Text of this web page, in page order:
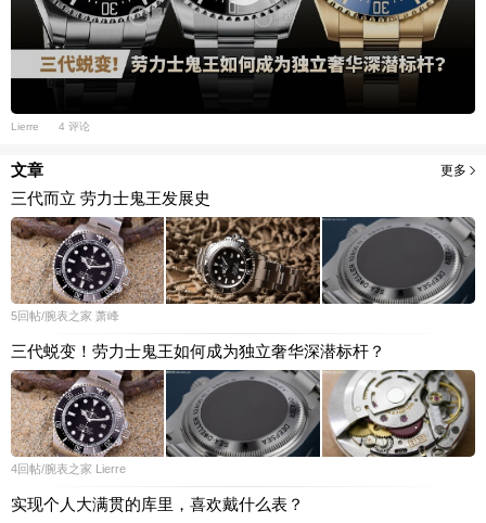
Lierre 4 评论
文章 更多
三代而立 劳力士鬼王发展史
5回帖/腕表之家 萧峰
三代蜕变！劳力士鬼王如何成为独立奢华深潜标杆？
4回帖/腕表之家 Lierre
实现个人大满贯的库里，喜欢戴什么表？